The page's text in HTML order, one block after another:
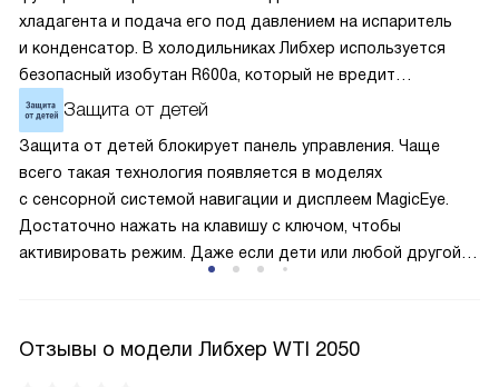
хладагента и подача его под давлением на испаритель
и конденсатор. В холодильниках Либхер используется
безопасный изобутан R600a, который не вредит
окружающей среде. Компрессор перегоняет его
по охладительному контуру по принципу насоса. Чем
лучше работает «мотор» прибора, тем качественнее
и быстрее происходит охлаждение, затрачивается
меньше электроэнергии.
Защита от детей
Защита от детей блокирует панель управления. Чаще
всего такая технология появляется в моделях
с сенсорной системой навигации и дисплеем MagicEye.
Достаточно нажать на клавишу с ключом, чтобы
активировать режим. Даже если дети или любой другой
размораживаться или работать с энергозатратными
Отзывы о модели Либхер WTI 2050